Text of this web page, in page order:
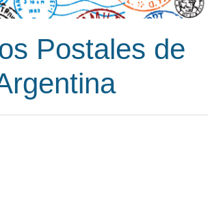
Postales de